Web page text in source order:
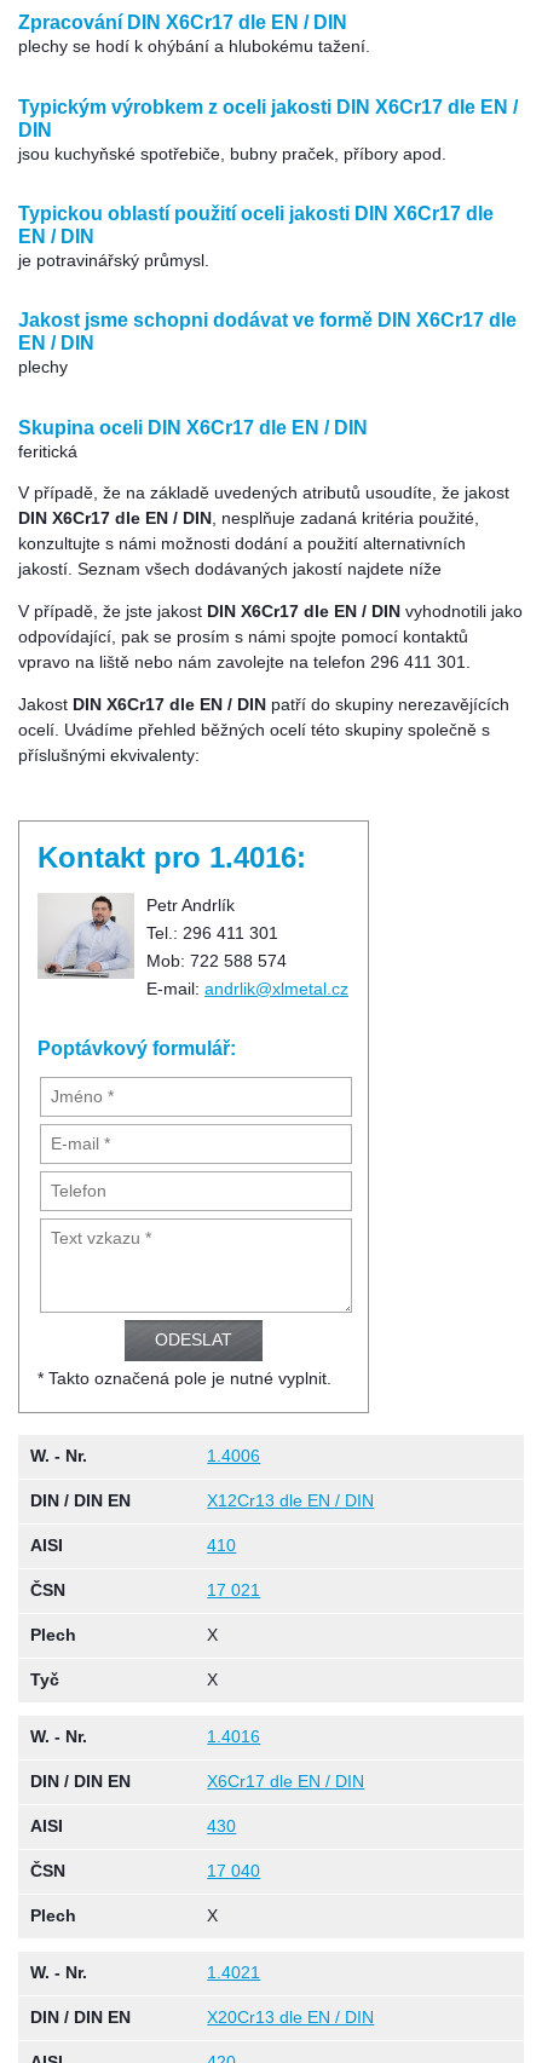
Zpracování DIN X6Cr17 dle EN / DIN
plechy se hodí k ohýbání a hlubokému tažení.
Typickým výrobkem z oceli jakosti DIN X6Cr17 dle EN /
DIN
jsou kuchyňské spotřebiče, bubny praček, příbory apod.
Typickou oblastí použití oceli jakosti DIN X6Cr17 dle
EN / DIN
je potravinářský průmysl.
Jakost jsme schopni dodávat ve formě DIN X6Cr17 dle
EN / DIN
plechy
Skupina oceli DIN X6Cr17 dle EN / DIN
feritická
V případě, že na základě uvedených atributů usoudíte, že jakost
DIN X6Cr17 dle EN / DIN , nesplňuje zadaná kritéria použité,
konzultujte s námi možnosti dodání a použití alternativních
jakostí. Seznam všech dodávaných jakostí najdete níže
V případě, že jste jakost DIN X6Cr17 dle EN / DIN vyhodnotili jako
odpovídající, pak se prosím s námi spojte pomocí kontaktů
vpravo na liště nebo nám zavolejte na telefon 296 411 301.
Jakost DIN X6Cr17 dle EN / DIN patří do skupiny nerezavějících
ocelí. Uvádíme přehled běžných ocelí této skupiny společně s
příslušnými ekvivalenty:
Kontakt pro 1.4016:
Petr Andrlík
Tel.: 296 411 301
Mob: 722 588 574
E-mail: andrlik@xlmetal.cz
Poptávkový formulář:
* Takto označená pole je nutné vyplnit.
W. - Nr. 1.4006
DIN / DIN EN X12Cr13 dle EN / DIN
AISI 410
ČSN 17 021
Plech X
Tyč X
W. - Nr. 1.4016
DIN / DIN EN X6Cr17 dle EN / DIN
AISI 430
ČSN 17 040
Plech X
W. - Nr. 1.4021
DIN / DIN EN X20Cr13 dle EN / DIN